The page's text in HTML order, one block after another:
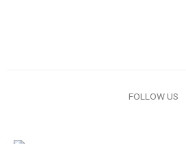
FOLLOW US